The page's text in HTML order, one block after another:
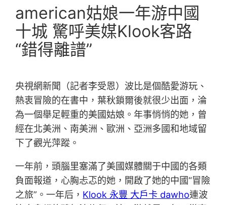
american姑娘一年游中國
十城 驚呼美媒Klook客路
“錯得離譜”
央視網新聞（記者李受恩）波比是個酷愛游玩、
熱衷冒險的在書中，葉秋鎖爾後就很少出面，淪
為一個舉足輕重的美國姑娘。年事悄悄的她，曾
經在北美洲、南美洲、歐洲、亞洲多國和地域留
下了觀光萍蹤。
一年前，頭腦里塞滿了美國媒體關于中國的各類
負面報道，心胸忐忑的她，開啟了她的中國“冒險
之旅”。一年后， Klook 永豐 大戶卡 dawho連波